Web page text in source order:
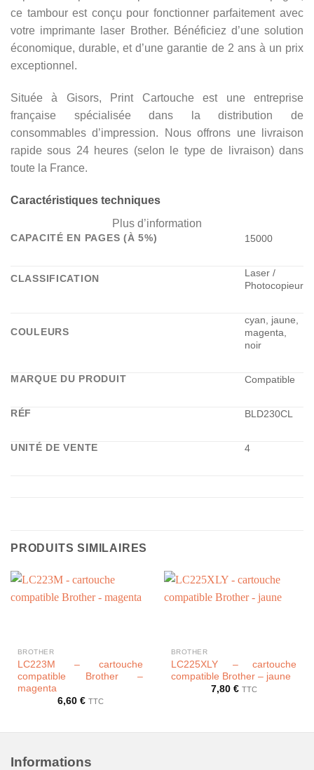
ce tambour est conçu pour fonctionner parfaitement avec
votre imprimante laser Brother. Bénéficiez d’une solution
économique, durable, et d’une garantie de 2 ans à un prix
exceptionnel.
Située à Gisors, Print Cartouche est une entreprise
française spécialisée dans la distribution de
consommables d’impression. Nous offrons une livraison
rapide sous 24 heures (selon le type de livraison) dans
toute la France.
Caractéristiques techniques
Plus d’information
CAPACITÉ EN PAGES (À 5%) 15000
CLASSIFICATION
Laser /
Photocopieur
COULEURS
cyan, jaune,
magenta,
noir
MARQUE DU PRODUIT Compatible
RÉF BLD230CL
UNITÉ DE VENTE 4
PRODUITS SIMILAIRES
BROTHER
LC223M – cartouche
compatible Brother –
magenta
6,60 € TTC
BROTHER
LC225XLY – cartouche
compatible Brother – jaune
7,80 € TTC
Informations